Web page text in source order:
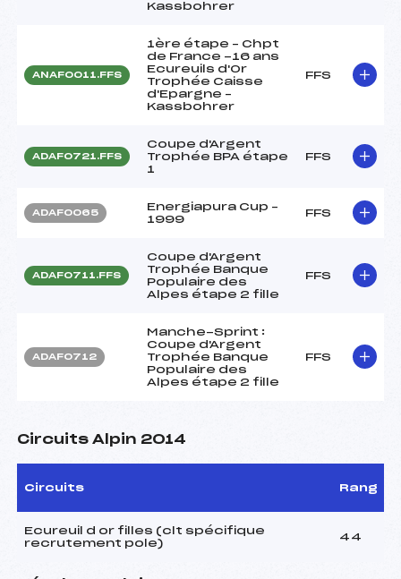
Kassbohrer
ANAF0011.FFS
1ère étape – Chpt
de France -16 ans
Ecureuils d'Or
Trophée Caisse
d'Epargne –
Kassbohrer
FFS
ADAF0721.FFS
Coupe d'Argent
Trophée BPA étape
1
FFS
ADAF0065
Energiapura Cup –
1999
FFS
ADAF0711.FFS
Coupe d'Argent
Trophée Banque
Populaire des
Alpes étape 2 fille
FFS
ADAF0712
Manche-Sprint :
Coupe d'Argent
Trophée Banque
Populaire des
Alpes étape 2 fille
FFS
Circuits Alpin 2014
Circuits Rang
Ecureuil d or filles (clt spécifique
recrutement pole)
44